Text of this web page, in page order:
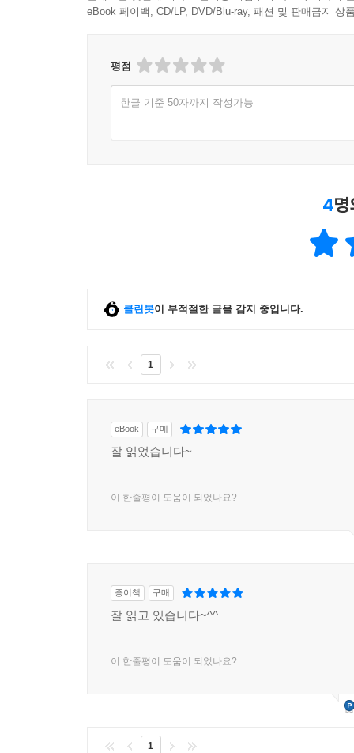
eBook 페이백, CD/LP, DVD/Blu-ray, 패션 및 판매금지 상
평점
한글 기준 50자까지 작성가능
4
클린봇이 부적절한 글을 감지 중입니다.
1
eBook 구매
잘 읽었습니다~
이 한줄평이 도움이 되었나요?
종이책 구매
잘 읽고 있습니다~^^
이 한줄평이 도움이 되었나요?
1